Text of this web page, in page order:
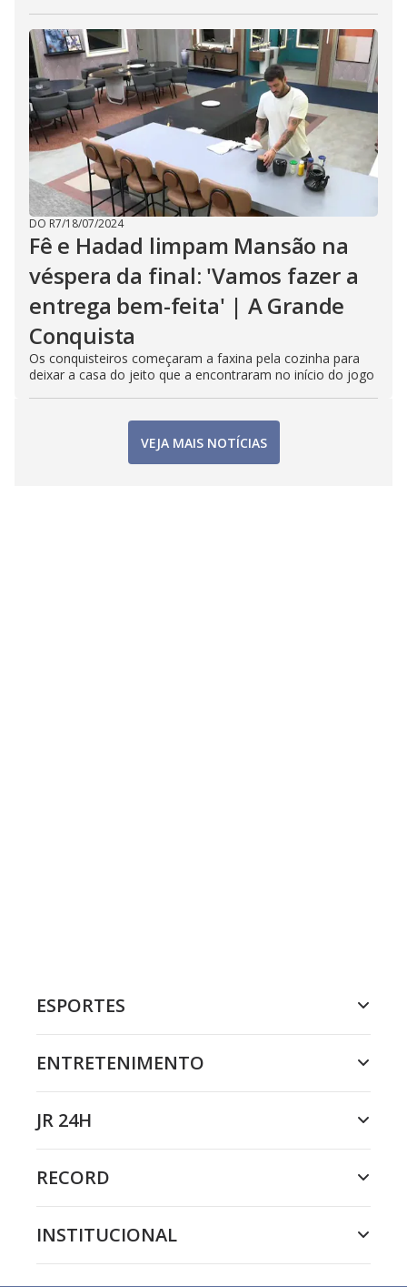
DO R7/18/07/2024
Fê e Hadad limpam Mansão na
véspera da final: 'Vamos fazer a
entrega bem-feita' | A Grande
Conquista
Os conquisteiros começaram a faxina pela cozinha para
deixar a casa do jeito que a encontraram no início do jogo
VEJA MAIS NOTÍCIAS
ESPORTES
ENTRETENIMENTO
JR 24H
RECORD
INSTITUCIONAL